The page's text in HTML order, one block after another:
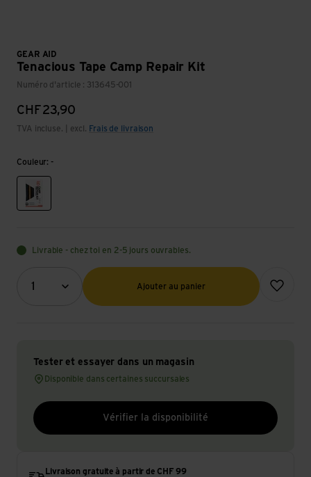
GEAR AID
Tenacious Tape Camp Repair Kit
Numéro d'article : 313645-001
CHF23,90
TVA incluse. | excl. Frais de livraison
Couleur: -
-
Livrable - chez toi en 2-5 jours ouvrables.
1
Quantité (optionnel)
Ajouter au panier
Ajouter à
Tester et essayer dans un magasin
Disponible dans certaines succursales
Vérifier la disponibilité
Livraison gratuite à partir de CHF 99